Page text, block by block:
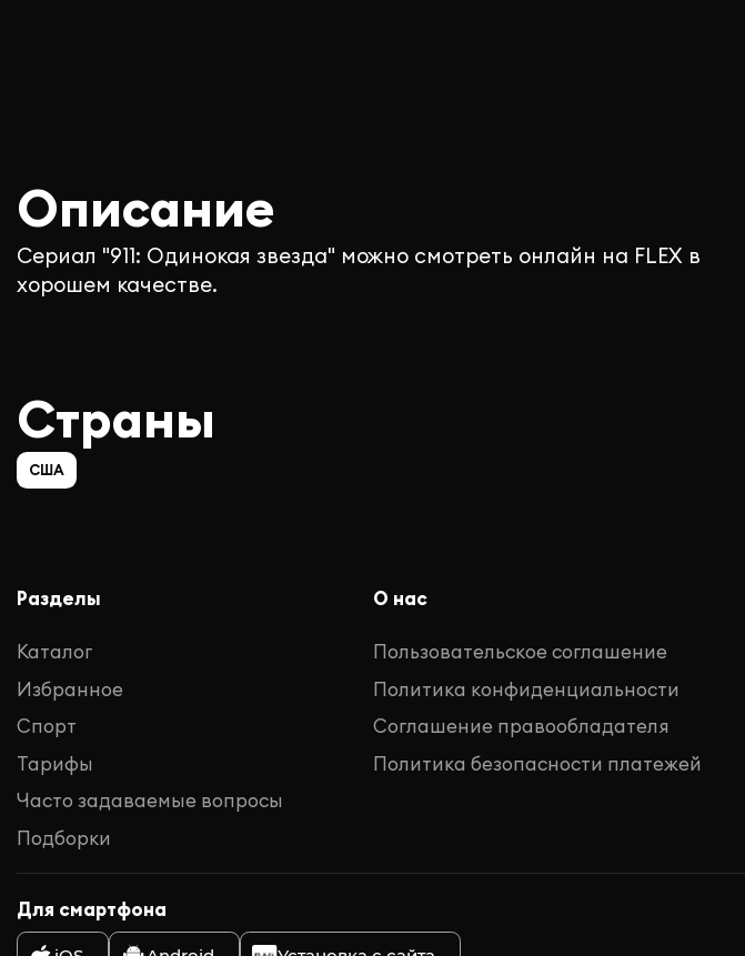
Описание
Сериал "911: Одинокая звезда" можно смотреть онлайн на FLEX в
хорошем качестве.
Страны
США
Разделы
Каталог
Избранное
Спорт
Тарифы
Часто задаваемые вопросы
Подборки
О нас
Пользовательское соглашение
Политика конфиденциальности
Соглашение правообладателя
Политика безопасности платежей
Для смартфона